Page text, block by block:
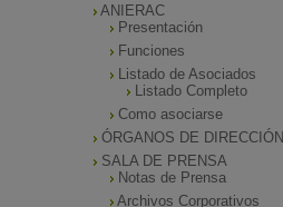
ANIERAC
Presentación
Funciones
Listado de Asociados
Listado Completo
Como asociarse
ÓRGANOS DE DIRECCIÓN
SALA DE PRENSA
Notas de Prensa
Archivos Corporativos